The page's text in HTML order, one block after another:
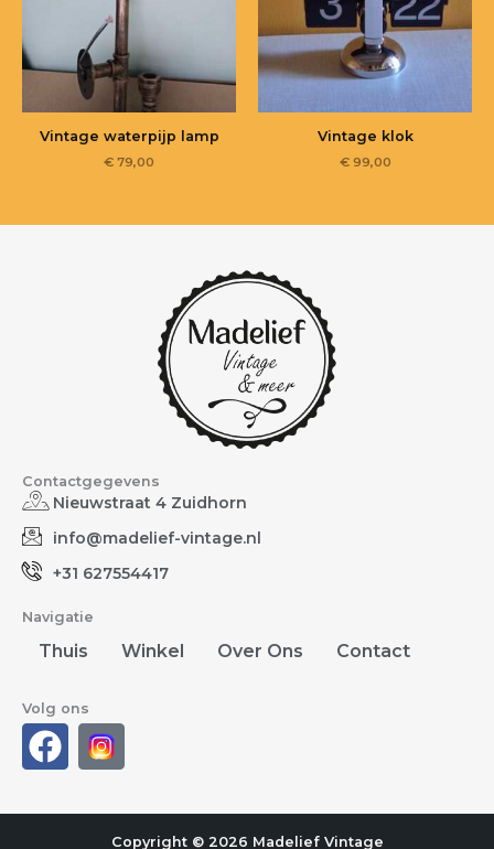
Vintage waterpijp lamp
€ 79,00
Vintage klok
€99,00
Contactgegevens
Nieuwstraat 4 Zuidhorn
info@madelief-vintage.nl
+31 627554417
Navigatie
Thuis Winkel Over Ons Contact
Volg ons
F
a
c
Copyright © 2026 Madelief Vintage